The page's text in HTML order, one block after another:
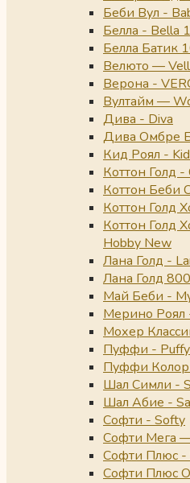
Беби Вул -
Белла - Bella
Белла Батик
Велюто —
Верона -
Вултайм —
Дива - Diva
Дива Омбре
Кид Роял -
Коттон Голд -
Коттон Беби
Коттон Голд
Коттон Голд
Hobby New
Лана Голд -
Лана Голд
Май Беби -
Мерино Роял
Мохер
Пуффи - Puffy
Пуффи Колор
Шал Симли -
Шал Абие -
Софти - Softy
Софти Мега
Софти Плюс -
Софти Плюс